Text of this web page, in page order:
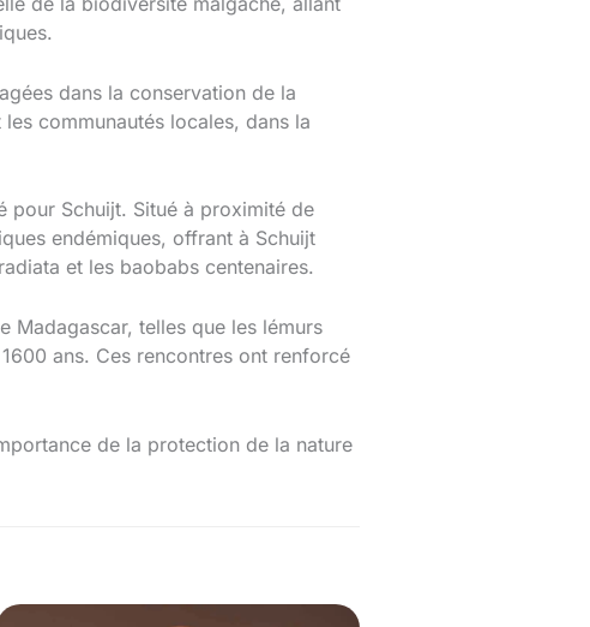
dans la conservation de la
communautés locales, dans la
pour Schuijt. Situé à proximité de
endémiques, offrant à Schuijt
et les baobabs centenaires.
Madagascar, telles que les lémurs
ans. Ces rencontres ont renforcé
de la protection de la nature